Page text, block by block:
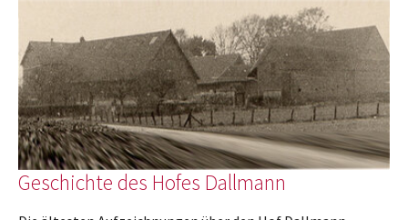
Geschichte des Hofes Dallmann